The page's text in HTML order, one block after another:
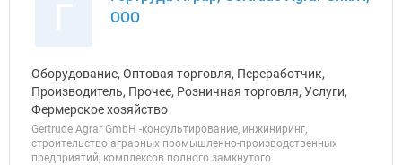
ООО
Оборудование, Оптовая торговля, Переработчик,
Производитель, Прочее, Розничная торговля, Услуги,
Фермерское хозяйство
Gertrude Agrar GmbH -консультирование, инжиниринг,
строительство аграрных промышленно-производственных
предприятий, комплексов полного замкнутого